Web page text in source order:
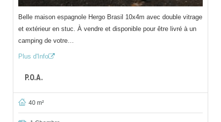
Belle maison espagnole Hergo Brasil 10x4m avec double vitrage
et extérieur en stuc. À vendre et disponible pour être livré à un
camping de votre…
Plus d'Info
P.O.A.
40 m²